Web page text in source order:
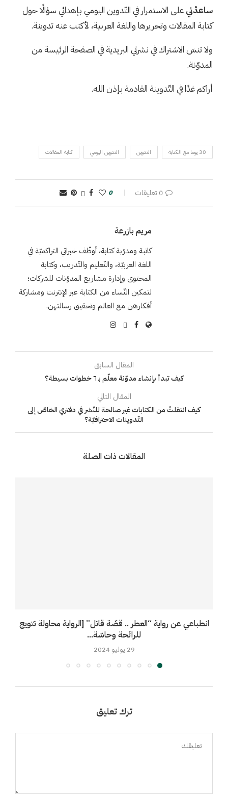
ساعدْني على الاستمرار في التّدوين اليومي بإهدائي سؤالًا حول
كتابة المقالات وتحريرها واللغة العربية، لأكتب عنه تدوينة.
ولا تنسَ الاشتراك في نشرتي البريدية في الصفحة الرئيسة من
المدوّنة.
أراكم غدًا في التّدوينة القادمة بإذن الله.
30 يوما مع الكتابة التدوين التدوين اليومي كتابة المقالات
0 تعليقات 0
مريم بازرعة
كاتبة ومدرّبة كتابة، أوظّف خبراتي التراكميّة في
اللغة العربيّة، والتّعليم والتّدريب، وكتابة
المحتوى وإدارة مشاريع المدوّنات للشركات؛
لتمكين النّساء من الكتابة عبر الإنترنت ومشاركة
أفكارهن مع العالم وتحقيق رسالتهن.
المقال السابق
كيف تبدأ بإنشاء مدوّنة معلّم بـ ٦ خطوات بسيطة؟
المقال التالي
كيف انتقلتُ من الكتابات غير صالحة للنّشر في دفتري الخاصّ إلى
التّدوينات الاحترافيّة؟
المقالات ذات الصلة
انطباعي عن رواية “العطر .. قصّة قاتل” [الرواية محاولة تتويج
للرائحة وحاسّة...
29 يوليو 2024
ترك تعليق